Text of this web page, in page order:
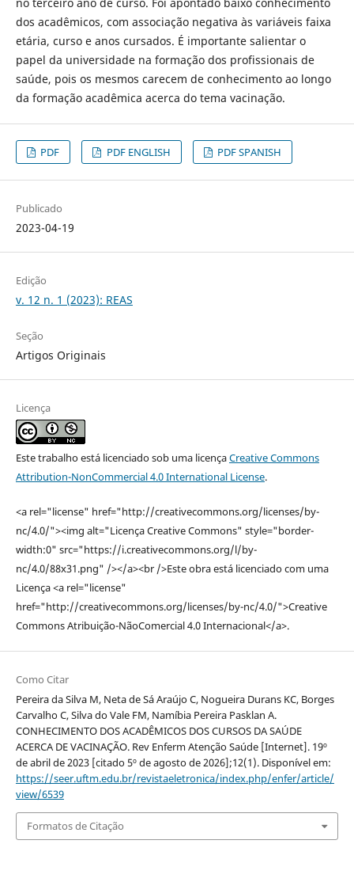
dos acadêmicos, com associação negativa às variáveis faixa
etária, curso e anos cursados. É importante salientar o
papel da universidade na formação dos profissionais de
saúde, pois os mesmos carecem de conhecimento ao longo
da formação acadêmica acerca do tema vacinação.
PDF PDF ENGLISH PDF SPANISH
Publicado
2023-04-19
Edição
v. 12 n. 1 (2023): REAS
Seção
Artigos Originais
Licença
Este trabalho está licenciado sob uma licençaCreative Commons
Attribution-NonCommercial 4.0 International License.
<a rel="license" href="http://creativecommons.org/licenses/by-
nc/4.0/"><img alt="Licença Creative Commons" style="border-
width:0" src="https://i.creativecommons.org/l/by-
nc/4.0/88x31.png" /></a><br />Este obra está licenciado com uma
Licença <a rel="license"
href="http://creativecommons.org/licenses/by-nc/4.0/">Creative
Commons Atribuição-NãoComercial 4.0 Internacional</a>.
Como Citar
Pereira da Silva M, Neta de Sá Araújo C, Nogueira Durans KC, Borges
Carvalho C, Silva do Vale FM, Namíbia Pereira Pasklan A.
CONHECIMENTO DOS ACADÊMICOS DOS CURSOS DA SAÚDE
ACERCA DE VACINAÇÃO. Rev Enferm Atenção Saúde [Internet]. 19º
de abril de 2023 [citado 5º de agosto de 2026];12(1). Disponível em:
https://seer.uftm.edu.br/revistaeletronica/index.php/enfer/article/
view/6539
Formatos de Citação